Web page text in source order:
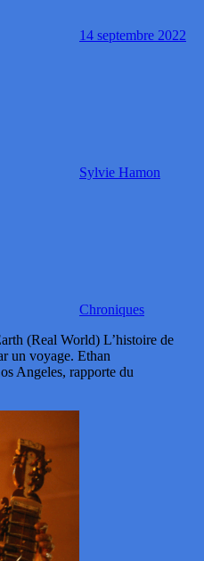
14 septembre 2022
Sylvie Hamon
Chroniques
(Real World) L’histoire de
un voyage. Ethan
Angeles, rapporte du